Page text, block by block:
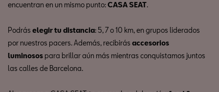
encuentran en un mismo punto:CASA SEAT.
Podrás elegir tu distancia: 5, 7 o 10 km, en grupos liderados
por nuestros pacers. Además, recibirás accesorios
luminosos para brillar aún más mientras conquistamos juntos
las calles de Barcelona.